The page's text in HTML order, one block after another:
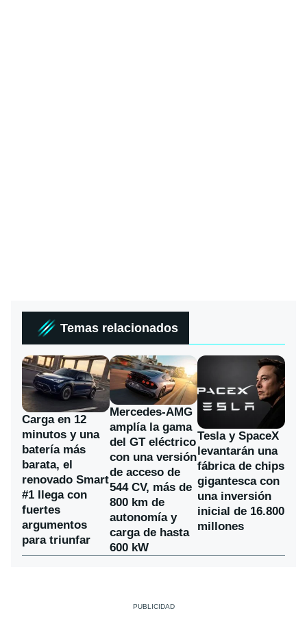
Temas relacionados
Carga en 12
minutos y una
batería más
barata, el
renovado Smart
#1 llega con
fuertes
argumentos
para triunfar
Mercedes-AMG
amplía la gama
del GT eléctrico
con una versión
de acceso de
544 CV, más de
800 km de
autonomía y
carga de hasta
600 kW
Tesla y SpaceX
levantarán una
fábrica de chips
gigantesca con
una inversión
inicial de 16.800
millones